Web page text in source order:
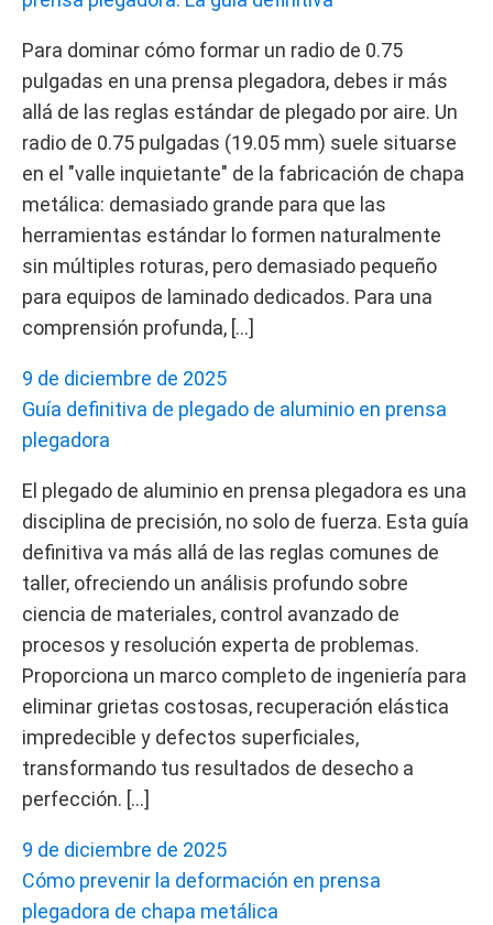
Para dominar cómo formar un radio de 0.75
pulgadas en una prensa plegadora, debes ir más
allá de las reglas estándar de plegado por aire. Un
radio de 0.75 pulgadas (19.05 mm) suele situarse
en el "valle inquietante" de la fabricación de chapa
metálica: demasiado grande para que las
herramientas estándar lo formen naturalmente
sin múltiples roturas, pero demasiado pequeño
para equipos de laminado dedicados. Para una
comprensión profunda, […]
9 de diciembre de 2025
Guía definitiva de plegado de aluminio en prensa
plegadora
El plegado de aluminio en prensa plegadora es una
disciplina de precisión, no solo de fuerza. Esta guía
definitiva va más allá de las reglas comunes de
taller, ofreciendo un análisis profundo sobre
ciencia de materiales, control avanzado de
procesos y resolución experta de problemas.
Proporciona un marco completo de ingeniería para
eliminar grietas costosas, recuperación elástica
impredecible y defectos superficiales,
transformando tus resultados de desecho a
perfección. […]
9 de diciembre de 2025
Cómo prevenir la deformación en prensa
plegadora de chapa metálica